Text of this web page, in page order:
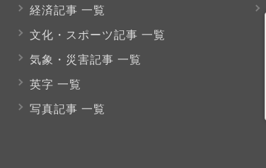
経済記事 一覧
文化・スポーツ記事 一覧
気象・災害記事 一覧
英字 一覧
写真記事 一覧